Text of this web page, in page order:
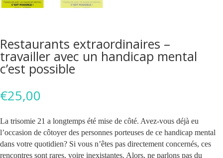
Restaurants extraordinaires –
travailler avec un handicap mental
c’est possible
€25,00
La trisomie 21 a longtemps été mise de côté. Avez-vous déjà eu
l’occasion de côtoyer des personnes porteuses de ce handicap mental
dans votre quotidien? Si vous n’êtes pas directement concernés, ces
rencontres sont rares, voire inexistantes. Alors, ne parlons pas du